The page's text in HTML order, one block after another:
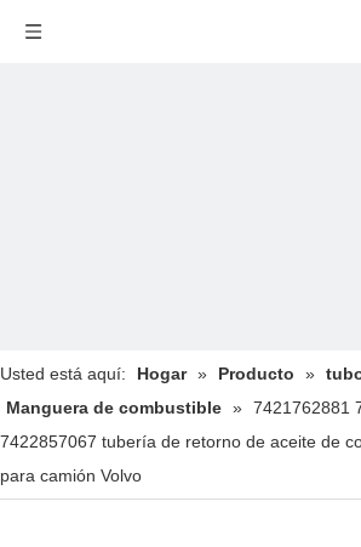
Usted está aquí: Hogar » Producto »
Manguera de combustible » 7421762881
7422857067 tubería de retorno de aceite de
para camión Volvo